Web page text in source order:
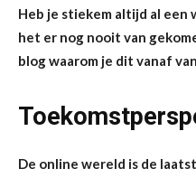
Heb je stiekem altijd al een
het er nog nooit van
blog waarom je dit vanaf
De online wereld is de